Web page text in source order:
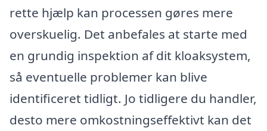
rette hjælp kan processen gøres mere
overskuelig. Det anbefales at starte med
en grundig inspektion af dit kloaksystem,
så eventuelle problemer kan blive
identificeret tidligt. Jo tidligere du handler,
desto mere omkostningseffektivt kan det